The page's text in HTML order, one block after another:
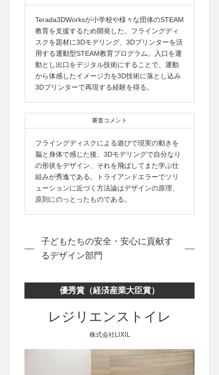
Terada3DWorksが小学校や様々な団体のSTEAM
教育を支援するため開発した。フライングディ
スクを題材に3Dモデリング、3Dプリンターを活
用する運動型STEAM教育プログラム。入口を運
動とし出口をデジタル技術にすることで、運動
から体感したイメージ力を3D技術に落とし込み
3Dプリンターで再現する経験を得る。
審査コメント
フライングディスクによる遊びで現実の動きを
脳と身体で感じた後、3Dモデリングで自分なり
の形状をデザイン、それを飛ばしてまた学ぶ仕
組みが秀逸である。トライアンドエラーでソリ
ューションに近づく方法論はデザインの原理、
原則にのっとったものである。
子どもたちの安全・安心に貢献す
るデザイン部門
優秀賞（経済産業大臣賞）
レジリエンストイレ
株式会社LIXIL